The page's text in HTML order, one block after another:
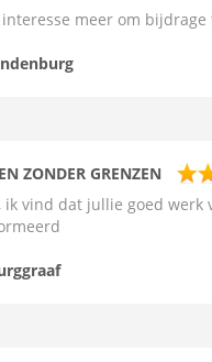
interesse meer om
ZONDER GRENZEN
ik vind dat jullie goed